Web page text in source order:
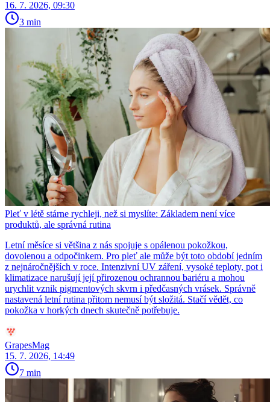
16. 7. 2026, 09:30
3 min
Pleť v létě stárne rychleji, než si myslíte: Základem není více
produktů, ale správná rutina
Letní měsíce si většina z nás spojuje s opálenou pokožkou,
dovolenou a odpočinkem. Pro pleť ale může být toto období jedním
z nejnáročnějších v roce. Intenzivní UV záření, vysoké teploty, pot i
klimatizace narušují její přirozenou ochrannou bariéru a mohou
urychlit vznik pigmentových skvrn i předčasných vrásek. Správně
nastavená letní rutina přitom nemusí být složitá. Stačí vědět, co
pokožka v horkých dnech skutečně potřebuje.
GrapesMag
15. 7. 2026, 14:49
7 min